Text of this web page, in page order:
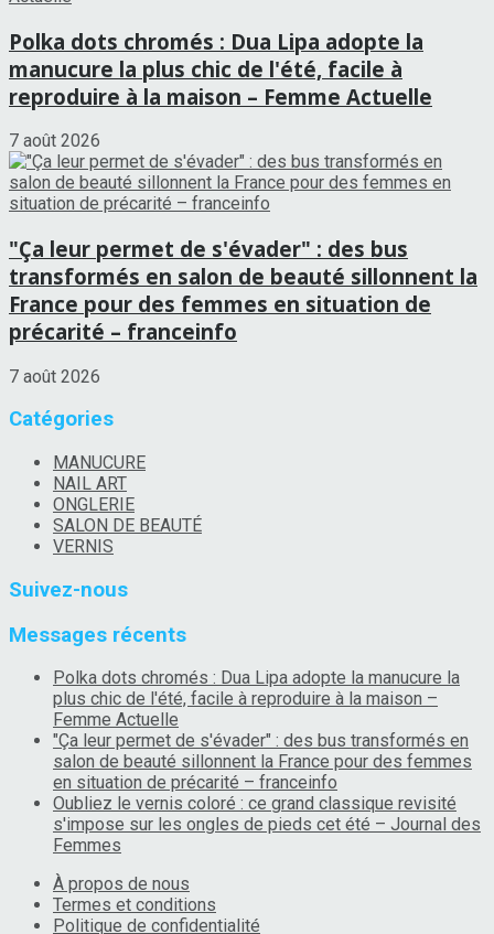
Polka dots chromés : Dua Lipa adopte la
manucure la plus chic de l'été, facile à
reproduire à la maison – Femme Actuelle
7 août 2026
"Ça leur permet de s'évader" : des bus
transformés en salon de beauté sillonnent la
France pour des femmes en situation de
précarité – franceinfo
7 août 2026
Catégories
MANUCURE
NAIL ART
ONGLERIE
SALON DE BEAUTÉ
VERNIS
Suivez-nous
Messages récents
Polka dots chromés : Dua Lipa adopte la manucure la
plus chic de l'été, facile à reproduire à la maison –
Femme Actuelle
"Ça leur permet de s'évader" : des bus transformés en
salon de beauté sillonnent la France pour des femmes
en situation de précarité – franceinfo
Oubliez le vernis coloré : ce grand classique revisité
s'impose sur les ongles de pieds cet été – Journal des
Femmes
À propos de nous
Termes et conditions
Politique de confidentialité